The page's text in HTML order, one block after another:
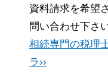
資料請求を希望
問い合わせ下さい
相続専門の税理
ラ››